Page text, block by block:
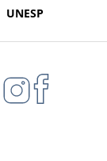
UNESP